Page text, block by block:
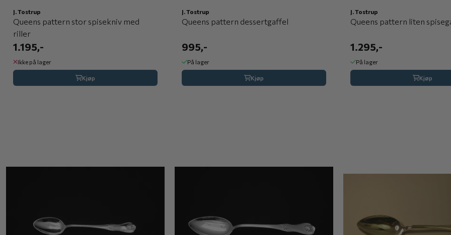
J. Tostrup
Queens pattern stor spisekniv med
riller
1.195,-
Ikke på lager
Kjøp
J. Tostrup
Queens pattern dessertgaffel
995,-
På lager
Kjøp
J. Tostrup
Queens pattern liten
1.295,-
På lager
Kjøp